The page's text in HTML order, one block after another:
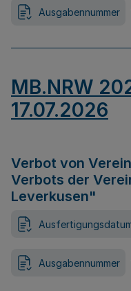
Ausgabennummer
MB.NRW
17.07.2026
Verbot von
Verbots der
Leverkusen"
Ausgabennummer